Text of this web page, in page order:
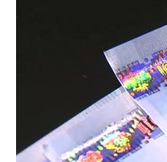
10億 王必勝曝「陳時中
記憶體2027年更吃緊
2癌！她「愛吃3款點心
創辦人高希均90歲辭世！